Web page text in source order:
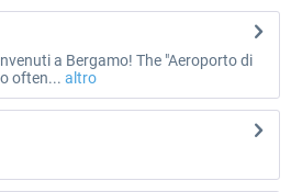
a Bergamo! The "Aeroporto di
often... altro